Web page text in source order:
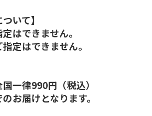
いて】
はできません。
定はできません。
一律990円（税込）
お届けとなります。